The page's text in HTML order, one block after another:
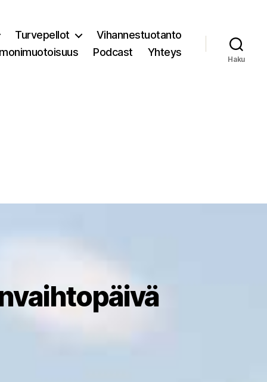
Turvepellot
Vihannestuotanto
Podcast Yhteys
Haku